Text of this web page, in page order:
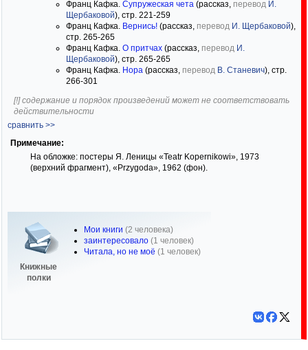
Франц Кафка. Супружеская чета (рассказ, перевод И.
Щербаковой), стр. 221-259
Франц Кафка. Вернись! (рассказ, перевод И. Щербаковой),
стр. 265-265
Франц Кафка. О притчах (рассказ, перевод И.
Щербаковой), стр. 265-265
Франц Кафка. Нора (рассказ, перевод В. Станевич), стр.
266-301
[!] содержание и порядок произведений может не соответствовать
действительности
сравнить >>
Примечание:
На обложке: постеры Я. Леницы «Teatr Kopernikowi», 1973
(верхний фрагмент), «Przygoda», 1962 (фон).
Книжные
полки
Мои книги (2 человека)
заинтересовало (1 человек)
Читала, но не моё (1 человек)